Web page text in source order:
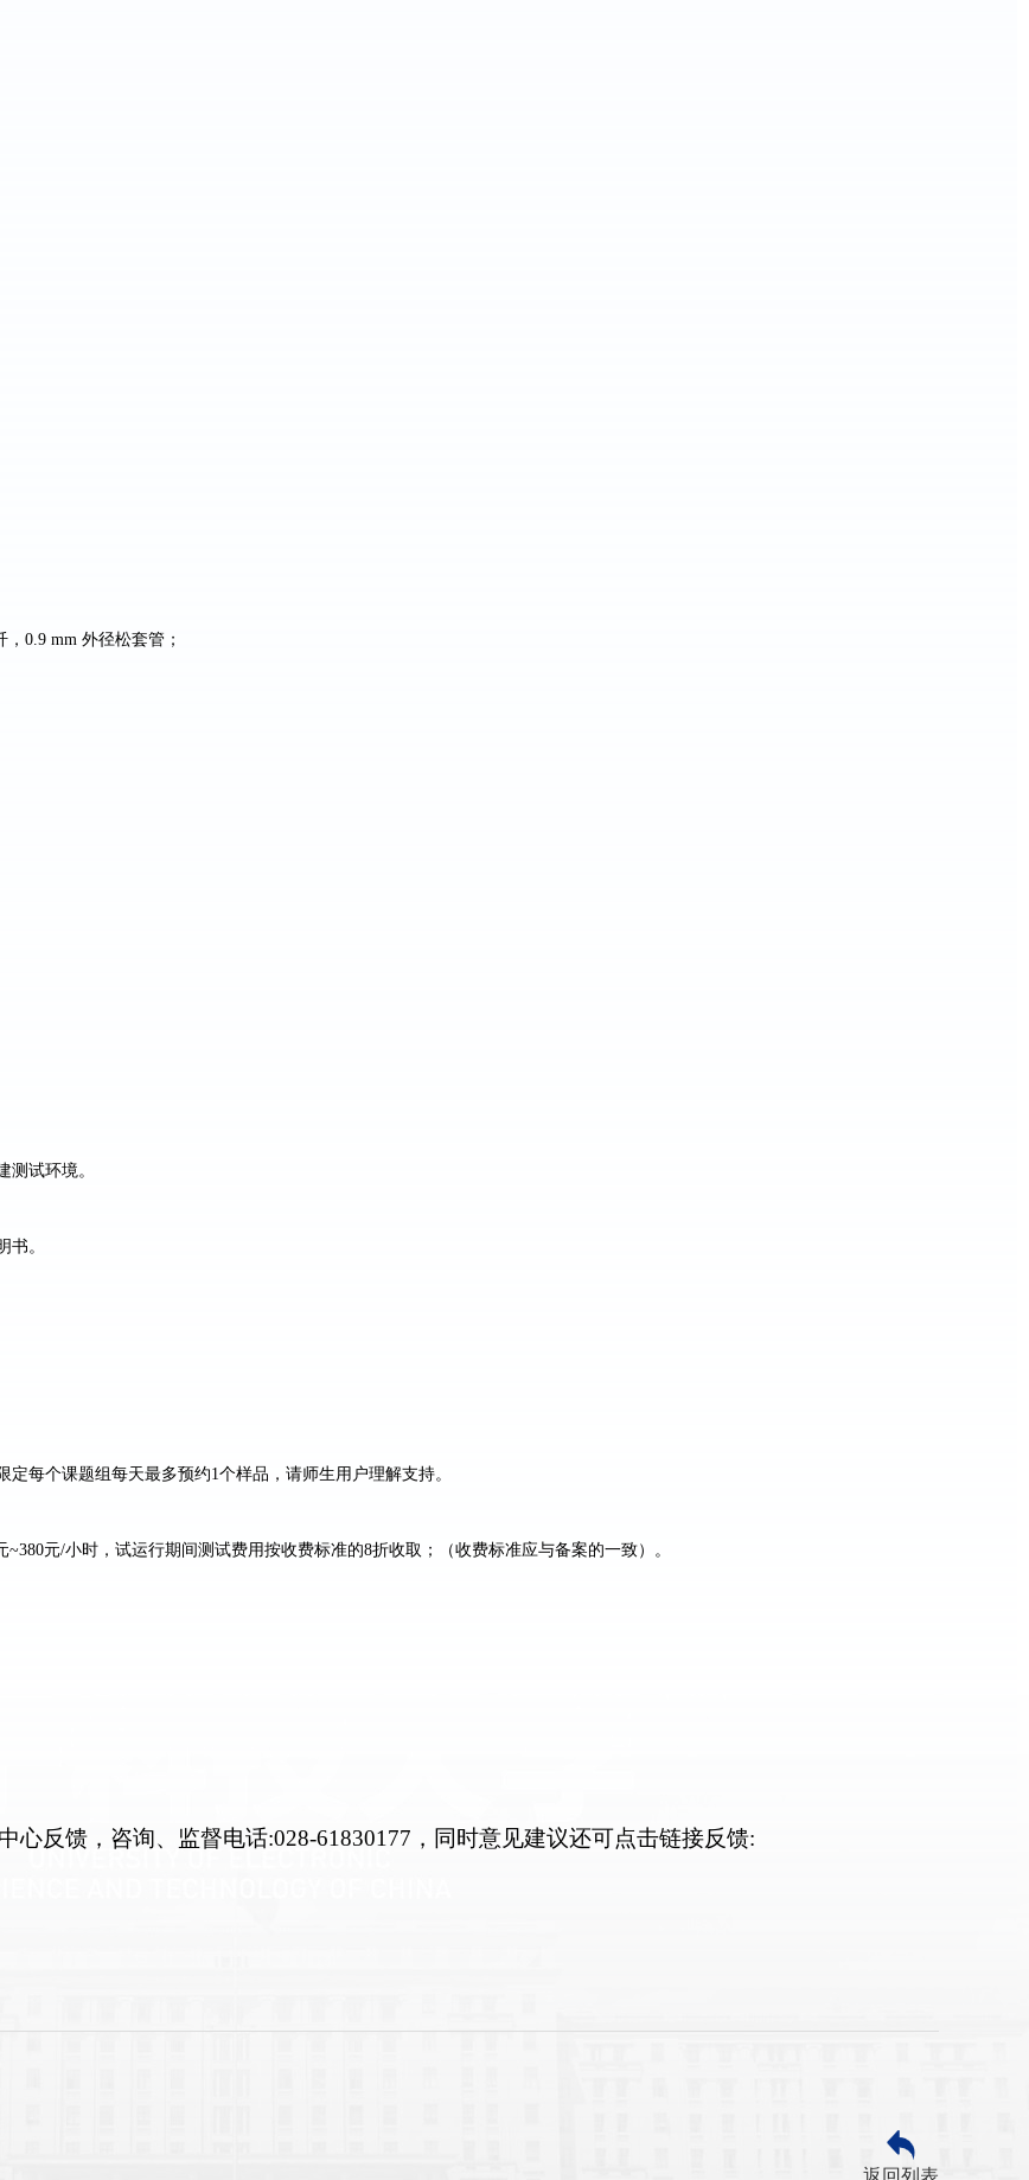
，0.9 mm外径松套管；
测试环境。
书。
定每个课题组每天最多预约1个样品，请师生用户理解支持。
~380元/小时，试运行期间测试费用按收费标准的8折收取；（收费标准应与备案的一致）。
心反馈，咨询、监督电话:028-61830177 ，同时意见建议还可点击链接反馈:
返回列表